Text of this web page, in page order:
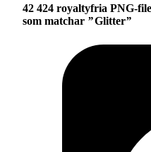
42 424 royaltyfria PNG-
som matchar
Glitter